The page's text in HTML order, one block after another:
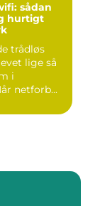
sådan
hurtigt
trådløs
lige så
i
netforb...